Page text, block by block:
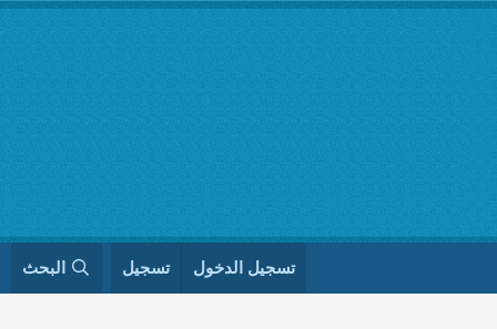
تسجيل الدخول تسجيل البحث